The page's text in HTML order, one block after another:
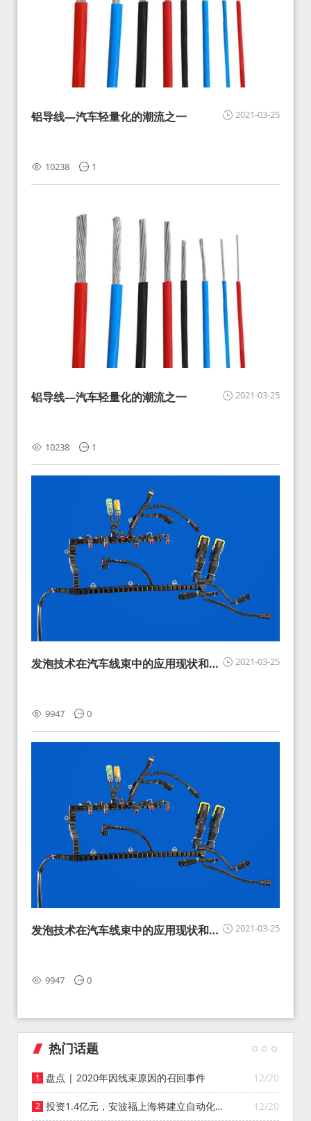
2021-03-25
铝导线—汽车轻量化的潮流之一
10238 1
2021-03-25
铝导线—汽车轻量化的潮流之一
10238 1
2021-03-25
发泡技术在汽车线束中的应用现状和展
9947 0
2021-03-25
发泡技术在汽车线束中的应用现状和展
9947 0
热门话题
12/20
盘点 | 2020年因线束原因的召回事件
12/20
投资1.4亿元，安波福上海将建立自动化智